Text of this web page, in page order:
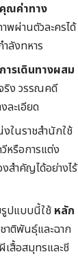
ณค่าทาง
พผ่านตัวละครได้
ลังทหาร
รเดินทางผสม
ริง วรรณคดี
ละเอียด
ในราชสำนักใช้
หรือการแต่ง
สำคัญได้อย่างไร้
รูปแบบนี้ใช้ หลัก
าติพันธุ์และฉาก
เสื้อสมุทรและชี